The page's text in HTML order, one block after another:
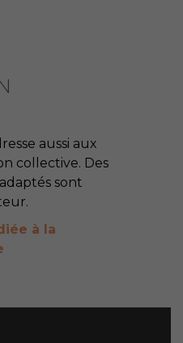
aussi aux
collective. Des
sont
à la